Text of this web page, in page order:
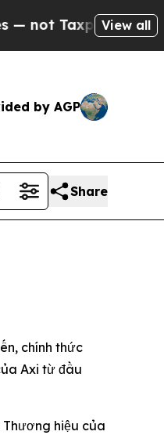
Taxpayers — the
View all
by AGP
Share
chính thức
Axi từ đầu
hiệu của